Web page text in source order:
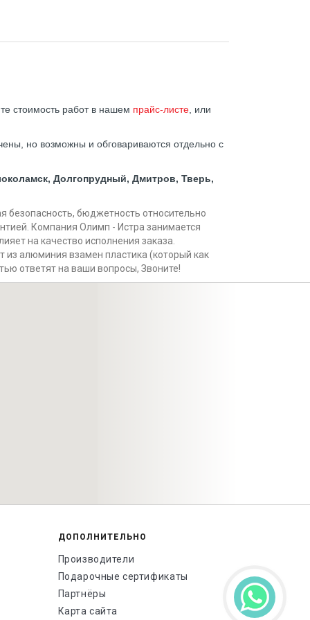
стоимость работ в нашем прайс-листе , или
но возможны и обговариваются отдельно с
Долгопрудный, Дмитров, Тверь,
безопасность, бюджетность относительно
Компания Олимп - Истра занимается
на качество исполнения заказа.
из алюминия взамен пластика (который как
ответят на ваши вопросы, Звоните!
ДОПОЛНИТЕЛЬНО
Производители
Подарочные сертификаты
Партнёры
Карта сайта